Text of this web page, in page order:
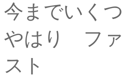
今までいく
やはり ファ
スト